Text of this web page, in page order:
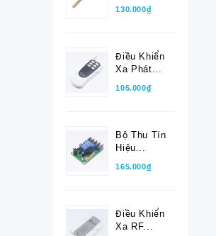
130.000₫
Điều Khiển
Xa Phát...
105.000₫
Bộ Thu Tín
Hiệu...
165.000₫
Điều Khiển
Xa RF...